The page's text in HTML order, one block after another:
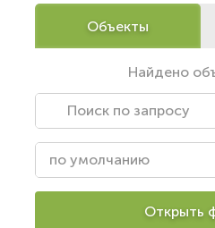
Объекты
Найдено
Открыть